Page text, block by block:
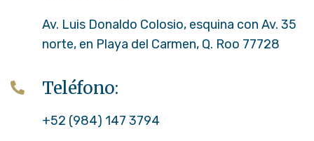
Av. Luis Donaldo Colosio, esquina con Av. 35
norte, en Playa del Carmen, Q. Roo 77728
Teléfono:
+52 (984) 147 3794